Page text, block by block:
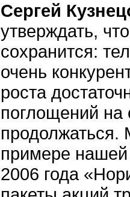
Сергей
утверждать,
сохранится:
очень
роста
поглощений на
примере нашей
2006 года